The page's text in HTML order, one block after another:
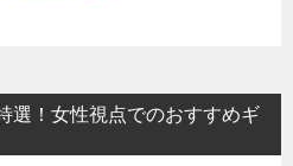
選！女性視点でのおすすめギ